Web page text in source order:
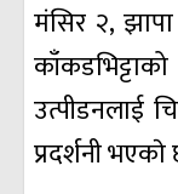
मंसिर २,
उत्पीडनलाई
प्रदर्शनी भएकाे